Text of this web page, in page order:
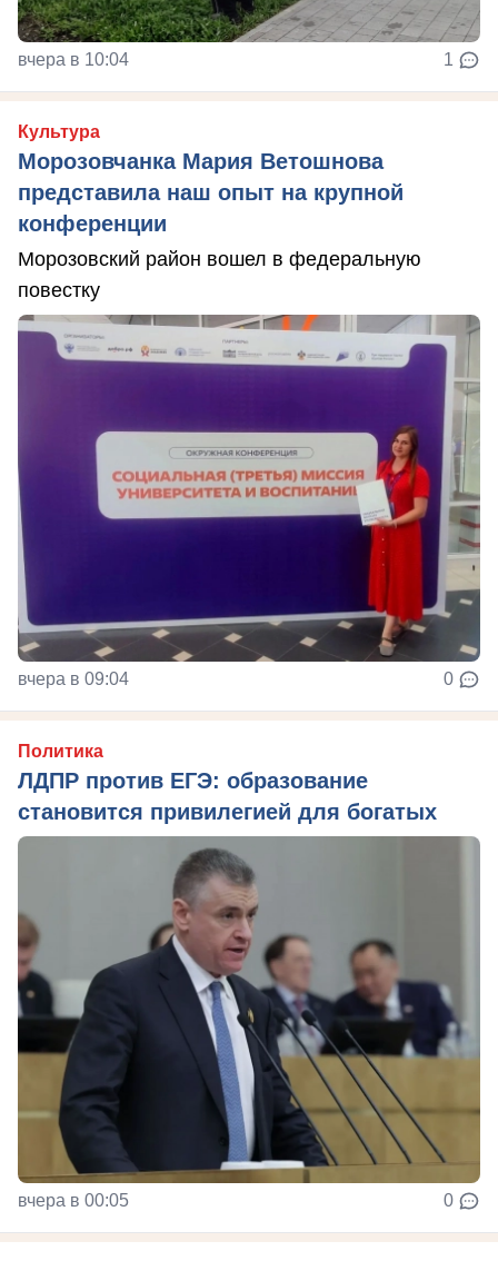
вчера в 10:04 1
Культура
Морозовчанка Мария Ветошнова
представила наш опыт на крупной
конференции
Морозовский район вошел в федеральную
повестку
вчера в 09:04 0
Политика
ЛДПР против ЕГЭ: образование
становится привилегией для богатых
вчера в 00:05 0